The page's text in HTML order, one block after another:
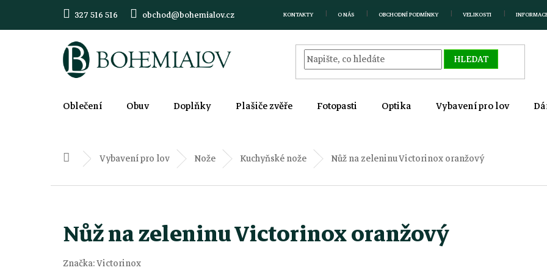
327 516 516 obchod@bohemialov.cz KONTAKTY O NÁS OBCHODNÍ PODMÍNKY VELIKOSTI
HLEDAT
Oblečení Obuv Doplňky Plašiče zvěře Fotopasti Optika Vybavení pro lov
Domů Vybavení pro lov Nože Kuchyňské nože Nůž na zeleninu Victorinox oranžový
Nůž na zeleninu Victorinox oranžový
Značka:Victorinox